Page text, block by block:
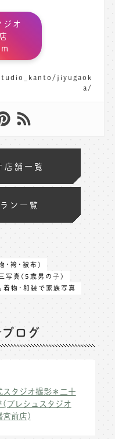
ジオ
jiyugaok
a/
店舗一覧
ン一覧
･袴･被布)
写真(5歳男の子)
着物･和装で家族写真
ログ
タジオ撮影＊二十
プレシュスタジオ
宮前店)